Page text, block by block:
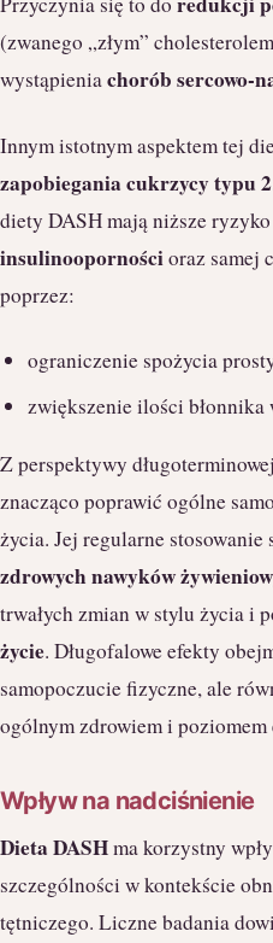
(zwanego „złym”
wystąpieniachorób sercowo-
Innym istotnym aspektem tej
zapobiegania cukrzycy typu 2
diety DASH mają niższe
insulinoopornościoraz samej
poprzez:
ograniczenie spożycia
zwiększenie ilości błonnika
Z perspektywy
znacząco poprawić ogólne
życia. Jej regularne stosowanie
zdrowych nawyków
trwałych zmian w stylu życia i
życie. Długofalowe efekty
samopoczucie fizyczne, ale
ogólnym zdrowiem i poziomem
Wpływ na nadciśnienie
Dieta DASHma korzystny
szczególności w kontekście
tętniczego. Liczne badania